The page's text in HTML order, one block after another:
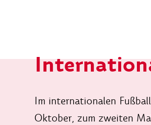
Im internationalen
Oktober, zum zweiten